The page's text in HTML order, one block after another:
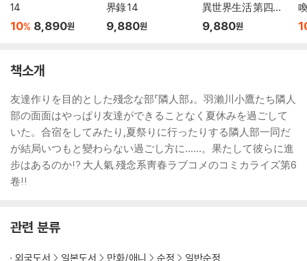
14
10% 8,890원
界錄 14
9,880원
異世界生活 第四章
聖域と强欲の魔女 1
9,880원
책소개
友達作りを目的とした殘念な部『隣人部』。羽瀨川小鷹たち隣人
部の面面はやっぱり友達ができることなく夏休みを過ごして
いた。合宿をしてみたり,夏祭りに行ったりする隣人部一同だ
が結局いつもと變わらない過ごし方に……。果たして彼らに進
步はあるのか!? 大人氣.殘念系靑春ラブコメのコミカライズ第6
卷!!
관련 분류
외국도서 일본도서 만화/애니 순정 일반순정